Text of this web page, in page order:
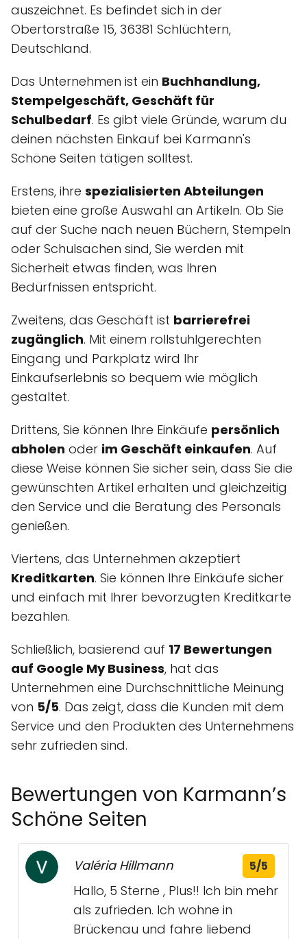
auszeichnet. Es befindet sich in der
Obertorstraße 15, 36381 Schlüchtern,
Deutschland.
Das Unternehmen ist ein Buchhandlung,
Stempelgeschäft, Geschäft für
Schulbedarf. Es gibt viele Gründe, warum du
deinen nächsten Einkauf bei Karmann's
Schöne Seiten tätigen solltest.
Erstens, ihre spezialisierten Abteilungen
bieten eine große Auswahl an Artikeln. Ob Sie
auf der Suche nach neuen Büchern, Stempeln
oder Schulsachen sind, Sie werden mit
Sicherheit etwas finden, was Ihren
Bedürfnissen entspricht.
Zweitens, das Geschäft ist barrierefrei
zugänglich. Mit einem rollstuhlgerechten
Eingang und Parkplatz wird Ihr
Einkaufserlebnis so bequem wie möglich
gestaltet.
Drittens, Sie können Ihre Einkäufe persönlich
abholen oder im Geschäft einkaufen. Auf
diese Weise können Sie sicher sein, dass Sie die
gewünschten Artikel erhalten und gleichzeitig
den Service und die Beratung des Personals
genießen.
Viertens, das Unternehmen akzeptiert
Kreditkarten. Sie können Ihre Einkäufe sicher
und einfach mit Ihrer bevorzugten Kreditkarte
bezahlen.
Schließlich, basierend auf 17 Bewertungen
auf Google My Business, hat das
Unternehmen eine Durchschnittliche Meinung
von 5/5. Das zeigt, dass die Kunden mit dem
Service und den Produkten des Unternehmens
sehr zufrieden sind.
Bewertungen von Karmann’s
Schöne Seiten
Valéria Hillmann 5/5
Hallo, 5 Sterne , Plus!! Ich bin mehr
als zufrieden. Ich wohne in
Brückenau und fahre liebend